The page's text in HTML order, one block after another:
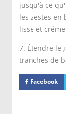
jusqu'à ce
les zestes en
lisse et
7. Étendre le
tranches de
Facebook